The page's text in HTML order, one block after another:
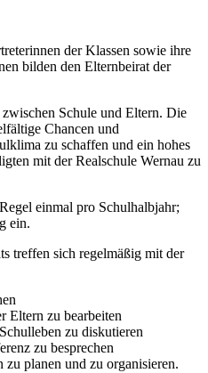
der Klassen sowie ihre
bilden den Elternbeirat der
Schule und Eltern. Die
Chancen und
zu schaffen und ein hohes
mit der Realschule Wernau zu
einmal pro Schulhalbjahr;
ein.
treffen sich regelmäßig mit der
Eltern zu bearbeiten
zu diskutieren
zu besprechen
zu planen und zu organisieren.